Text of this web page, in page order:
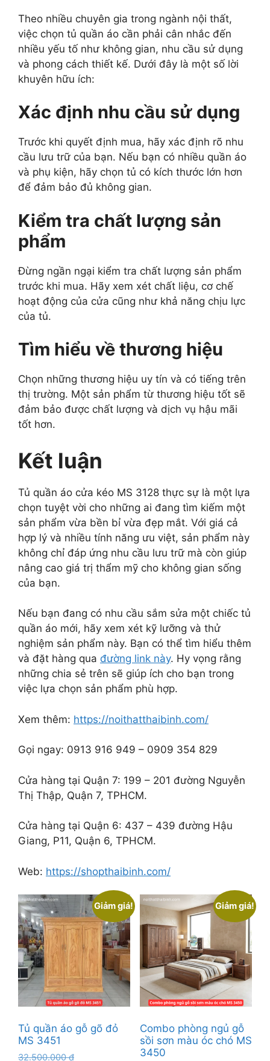
Theo nhiều chuyên gia trong ngành nội thất,
việc chọn tủ quần áo cần phải cân nhắc đến
nhiều yếu tố như không gian, nhu cầu sử dụng
và phong cách thiết kế. Dưới đây là một số lời
khuyên hữu ích:
Xác định nhu cầu sử dụng
Trước khi quyết định mua, hãy xác định rõ nhu
cầu lưu trữ của bạn. Nếu bạn có nhiều quần áo
và phụ kiện, hãy chọn tủ có kích thước lớn hơn
để đảm bảo đủ không gian.
Kiểm tra chất lượng sản
phẩm
Đừng ngần ngại kiểm tra chất lượng sản phẩm
trước khi mua. Hãy xem xét chất liệu, cơ chế
hoạt động của cửa cũng như khả năng chịu lực
của tủ.
Tìm hiểu về thương hiệu
Chọn những thương hiệu uy tín và có tiếng trên
thị trường. Một sản phẩm từ thương hiệu tốt sẽ
đảm bảo được chất lượng và dịch vụ hậu mãi
tốt hơn.
Kết luận
Tủ quần áo cửa kéo MS 3128 thực sự là một lựa
chọn tuyệt vời cho những ai đang tìm kiếm một
sản phẩm vừa bền bỉ vừa đẹp mắt. Với giá cả
hợp lý và nhiều tính năng ưu việt, sản phẩm này
không chỉ đáp ứng nhu cầu lưu trữ mà còn giúp
nâng cao giá trị thẩm mỹ cho không gian sống
của bạn.
Nếu bạn đang có nhu cầu sắm sửa một chiếc tủ
quần áo mới, hãy xem xét kỹ lưỡng và thử
nghiệm sản phẩm này. Bạn có thể tìm hiểu thêm
và đặt hàng qua đường link này. Hy vọng rằng
những chia sẻ trên sẽ giúp ích cho bạn trong
việc lựa chọn sản phẩm phù hợp.
Xem thêm: https://noithatthaibinh.com/
Gọi ngay: 0913 916 949 – 0909 354 829
Cửa hàng tại Quận 7: 199 – 201 đường Nguyễn
Thị Thập, Quận 7, TPHCM.
Cửa hàng tại Quận 6: 437 – 439 đường Hậu
Giang, P11, Quận 6, TPHCM.
Web: https://shopthaibinh.com/
Giảm giá!
Tủ quần áo gỗ gõ đỏ
MS 3451
32.500.000₫Giá
Giảm giá!
Combo phòng ngủ gỗ
sồi sơn màu óc chó MS
3450